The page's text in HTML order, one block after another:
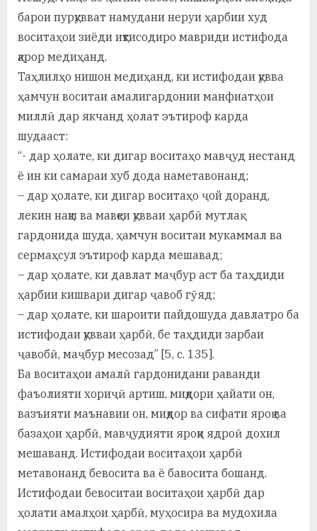
барои пурқувват намудани неруи ҳарбии худ
воситаҳои зиёди иқтисодиро мавриди истифода
қарор медиҳанд.
Таҳлилҳо нишон медиҳанд, ки истифодаи қувва
ҳамчун воситаи амалигардонии манфиатҳои
миллӣ дар якчанд ҳолат эътироф карда
шудааст:
“- дар ҳолате, ки дигар воситаҳо мавҷуд нестанд
ё ин ки самараи хуб дода наметавонанд;
– дар ҳолате, ки дигар воситаҳо ҷой доранд,
лекин нақш ва мавқеи қувваи ҳарбӣ мутлақ
гардонида шуда, ҳамчун воситаи мукаммал ва
сермаҳсул эътироф карда мешавад;
– дар ҳолате, ки давлат маҷбур аст ба таҳдиди
ҳарбии кишвари дигар ҷавоб гӯяд;
– дар ҳолате, ки шароити пайдошуда давлатро ба
истифодаи қувваи ҳарбӣ, бе таҳдиди зарбаи
ҷавобӣ, маҷбур месозад” [5, с. 135].
Ба воситаҳои амалӣ гардонидани раванди
фаъолияти хориҷӣ артиш, миқдори ҳайати он,
вазъияти маънавии он, миқдор ва сифати яроқ ва
базаҳои ҳарбӣ, мавҷудияти яроқи ядроӣ дохил
мешаванд. Истифодаи воситаҳои ҳарбӣ
метавонанд бевосита ва ё бавосита бошанд.
Истифодаи бевоситаи воситаҳои ҳарбӣ дар
ҳолати амалҳои ҳарбӣ, муҳосира ва мудохила